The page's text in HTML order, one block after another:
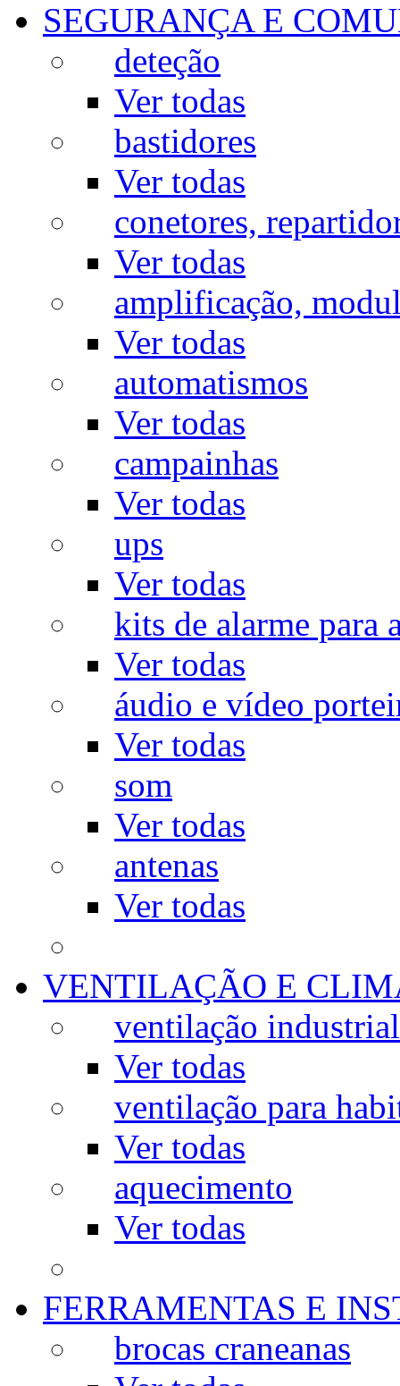
SEGURANÇA E
deteção
Ver todas
bastidores
Ver todas
conetores,
Ver todas
amplificação,
Ver todas
automatismos
Ver todas
campainhas
Ver todas
ups
Ver todas
kits de alarme para
Ver todas
áudio e vídeo
Ver todas
som
Ver todas
antenas
Ver todas
VENTILAÇÃO E
ventilação industrial
Ver todas
ventilação para
Ver todas
aquecimento
Ver todas
FERRAMENTAS E
brocas craneanas